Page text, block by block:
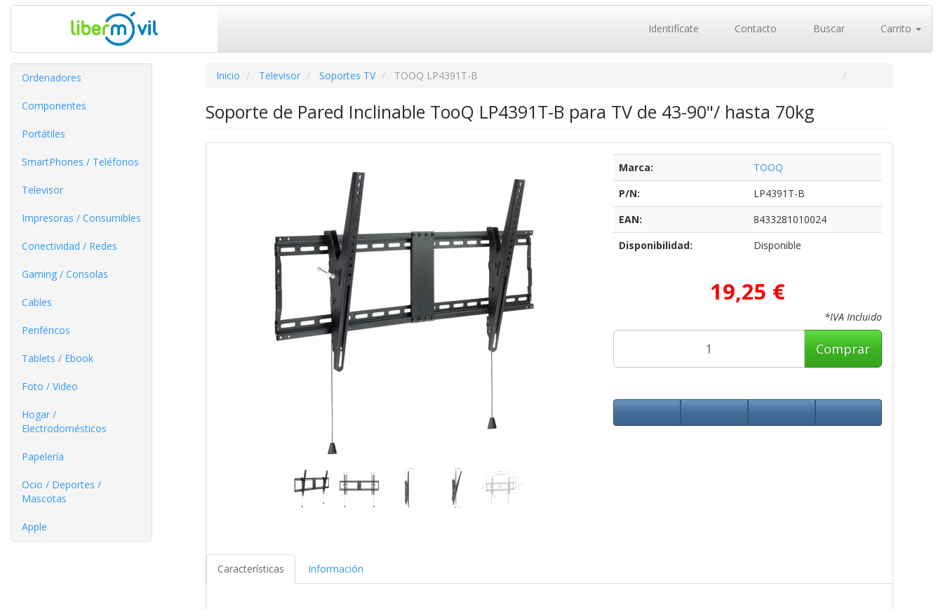
Identifícate Contacto Buscar Carrito
Ordenadores
Componentes
Portátiles
SmartPhones / Teléfonos
Televisor
Impresoras / Consumibles
Conectividad / Redes
Gaming / Consolas
Cables
Periféricos
Tablets / Ebook
Foto / Video
Hogar /
Electrodomésticos
Papelería
Ocio / Deportes /
Mascotas
Apple
Inicio Televisor Soportes TV TOOQ LP4391T-B
Soporte de Pared Inclinable TooQ LP4391T-B para TV de 43-90"/ hasta 70kg
Marca:
TOOQ
P/N:
LP4391T-B
EAN:
8433281010024
Disponibilidad:
Disponible
19,25 €
*IVA Incluido
Comprar
Características Información